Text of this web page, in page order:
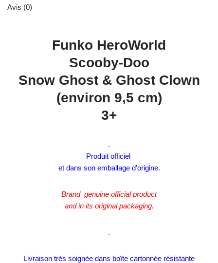
Avis (0)
Funko HeroWorld
Scooby-Doo
Snow Ghost & Ghost Clown
(environ 9,5 cm)
3+
.
Produit officiel
et dans son emballage d’origine.
Brand genuine official product
and in its original packaging.
.
Livraison très soignée dans boîte cartonnée résistante